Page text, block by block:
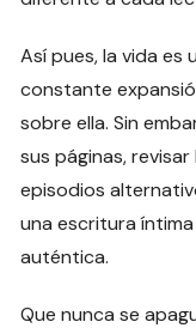
Así pues, la vida
constante
sobre ella. Sin
sus páginas,
episodios
una escritura
auténtica.
Que nunca se